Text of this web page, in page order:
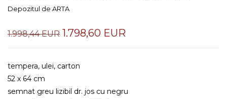
Depozitul de ARTA
1.998,44 EUR 1.798,60 EUR
tempera, ulei, carton
52 x 64 cm
semnat greu lizibil dr. jos cu negru